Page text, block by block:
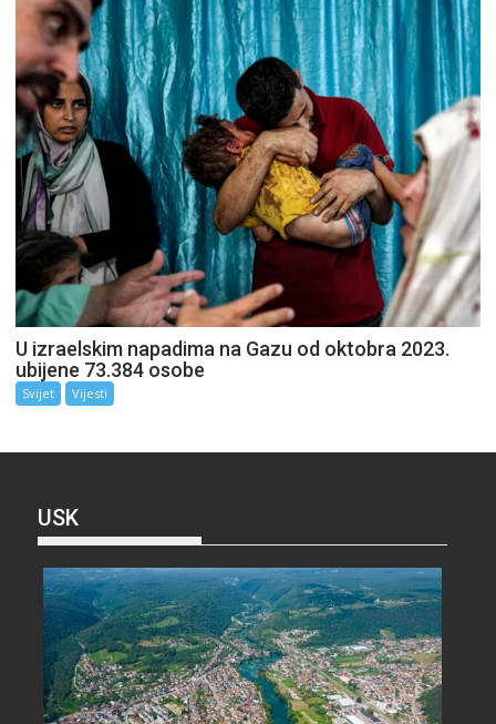
U izraelskim napadima na Gazu od oktobra 2023.
ubijene 73.384 osobe
Svijet Vijesti
USK